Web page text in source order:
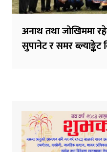
अनाथ तथा जोखिममा
सुपानेट र समर ब्ल्याङ्केट